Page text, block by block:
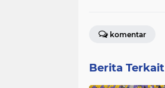
komentar
Berita Terkait